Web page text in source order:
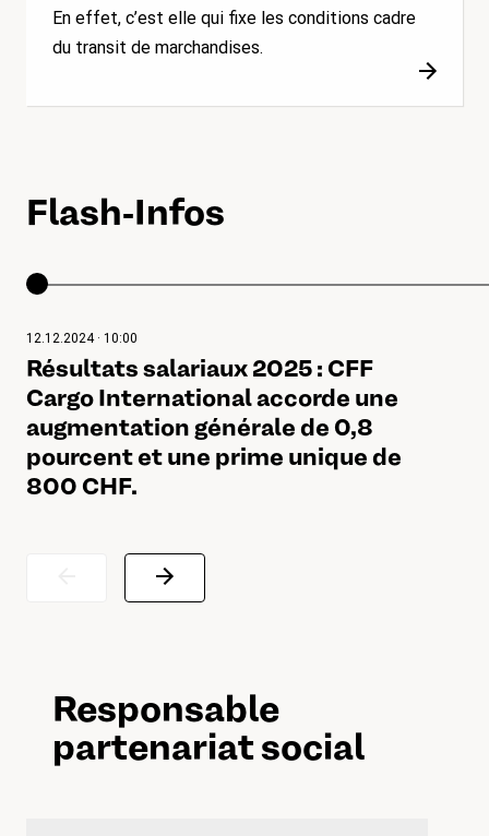
En effet, c’est elle qui fixe les conditions cadre
du transit de marchandises.
Flash-Infos
12.12.2024 · 10:00
Résultats salariaux 2025 : CFF
Cargo International accorde une
augmentation générale de 0,8
pourcent et une prime unique de
800 CHF.
Responsable
partenariat social